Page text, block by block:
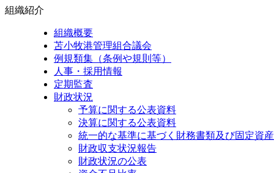
組織紹介
組織概要
苫小牧港管理組合議会
例規類集（条例や規則等）
人事・採用情報
定期監査
財政状況
予算に関する公表資料
決算に関する公表資料
統一的な基準に基づく財務書類及び固定資
財政収支状況報告
財政状況の公表